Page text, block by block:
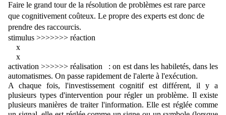
Faire le grand tour de la résolution de problèmes est rare parce
que cognitivement coûteux. Le propre des experts est donc de
prendre des raccourcis.
stimulus >>>>>>> réaction
x
x
activation >>>>>> réalisation   : on est dans les habiletés, dans les
automatismes. On passe rapidement de l'alerte à l'exécution.
A chaque fois, l'investissement cognitif est différent, il y a
plusieurs types d'intervention pour régler un problème. Il existe
plusieurs manières de traiter l'information. Elle est réglée comme